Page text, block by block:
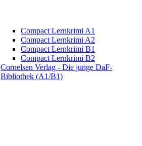
Compact Lernkrimi A1
Compact Lernkrimi A2
Compact Lernkrimi B1
Compact Lernkrimi B2
Cornelsen Verlag - Die junge DaF-
Bibliothek (A1/B1)